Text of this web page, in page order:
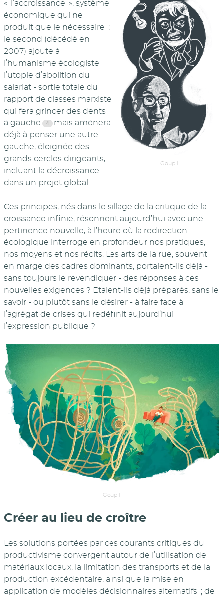
Goupil
« l’accroissance », système
économique qui ne
produit que le nécessaire ;
le second (décédé en
2007) ajoute à
l’humanisme écologiste
l’utopie d’abolition du
salariat - sortie totale du
rapport de classes marxiste
qui fera grincer des dents
à gauche
mais amènera
déjà à penser une autre
gauche, éloignée des
grands cercles dirigeants,
incluant la décroissance
dans un projet global.
Ces principes, nés dans le sillage de la critique de la
croissance infinie, résonnent aujourd’hui avec une
pertinence nouvelle, à l’heure où la redirection
écologique interroge en profondeur nos pratiques,
nos moyens et nos récits. Les arts de la rue, souvent
en marge des cadres dominants, portaient-ils déjà -
sans toujours le revendiquer - des réponses à ces
nouvelles exigences ? Etaient-ils déjà préparés, sans le
savoir - ou plutôt sans le désirer - à faire face à
l’agrégat de crises qui redéfinit aujourd’hui
l’expression publique ?
Goupil
Créer au lieu de croître
Les solutions portées par ces courants critiques du
productivisme convergent autour de l’utilisation de
matériaux locaux, la limitation des transports et de la
production excédentaire, ainsi que la mise en
application de modèles décisionnaires alternatifs ; de